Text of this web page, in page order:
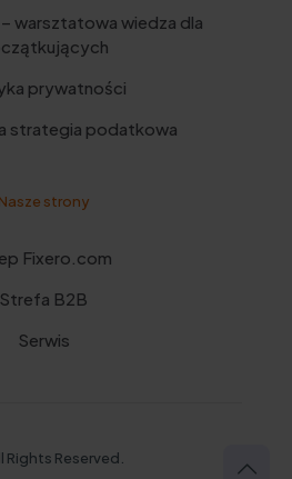
warsztatowa wiedza dla
prywatności
strategia podatkowa
Nasze strony
Fixero.com
Strefa B2B
Serwis
Reserved.